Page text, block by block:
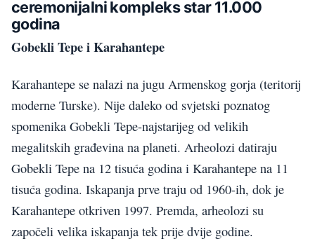
ceremonijalni kompleks star 11.000
godina
Gobekli Tepe i Karahantepe
Karahantepe se nalazi na jugu Armenskog gorja (teritorij
moderne Turske). Nije daleko od svjetski poznatog
spomenika Gobekli Tepe-najstarijeg od velikih
megalitskih građevina na planeti. Arheolozi datiraju
Gobekli Tepe na 12 tisuća godina i Karahantepe na 11
tisuća godina. Iskapanja prve traju od 1960-ih, dok je
Karahantepe otkriven 1997. Premda, arheolozi su
započeli velika iskapanja tek prije dvije godine.